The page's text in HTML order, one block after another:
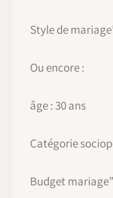
Style de
Ou encore :
âge : 30 ans
Catégorie
Budget